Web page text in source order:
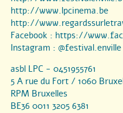
http://www.lpcinema.be
http://
Facebook : https://
Instagram : @festival.enville
asbl LPC - 0451955761
5 A rue du Fort / 1060
RPM Bruxelles
BE36 0011 3205 6381